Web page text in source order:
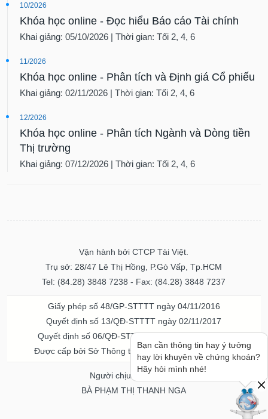
10/2026
Khóa học online - Đọc hiểu Báo cáo Tài chính
Khai giảng: 05/10/2026 | Thời gian: Tối 2, 4, 6
11/2026
Khóa học online - Phân tích và Định giá Cổ phiếu
Khai giảng: 02/11/2026 | Thời gian: Tối 2, 4, 6
12/2026
Khóa học online - Phân tích Ngành và Dòng tiền
Thị trường
Khai giảng: 07/12/2026 | Thời gian: Tối 2, 4, 6
Vận hành bởi CTCP Tài Việt.
Trụ sở: 28/47 Lê Thị Hồng, P.Gò Vấp, Tp.HCM
Tel: (84.28) 3848 7238 - Fax: (84.28) 3848 7237
Giấy phép số 48/GP-STTTT ngày 04/11/2016
Quyết định số 13/QĐ-STTTT ngày 02/11/2017
Quyết định số 06/QĐ-STTTT-ICP ngày 20/07/2023
Được cấp bởi Sở Thông tin và Truyền thông TPHCM
Người chịu trách nhiệm
BÀ PHẠM THỊ THANH NGA
Bạn cần thông tin hay ý tưởng
hay lời khuyên về chứng khoán?
Hãy hỏi mình nhé!